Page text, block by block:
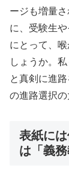
ージも増量
に、受験生
にとって、
しょうか。
と真剣に進
の進路選択の
表紙に
は「義務